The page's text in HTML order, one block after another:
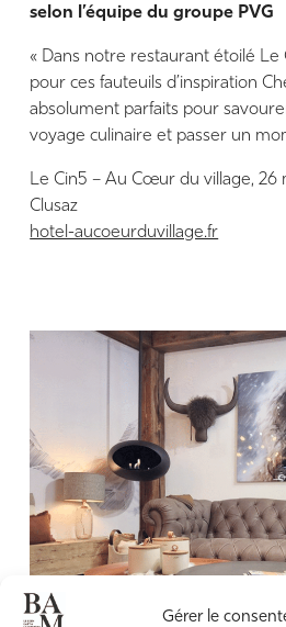
Gérer le
selon l’équipe du groupe PVG
« Dans notre restaurant étoilé Le
pour ces fauteuils d’inspiration
absolument parfaits pour
voyage culinaire et passer un
Le Cin5 – Au Cœur du village, 26
Clusaz
hotel-aucoeurduvillage.fr